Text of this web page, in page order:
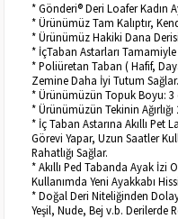
* Gönderi® Deri Loafer Kadın
* Ürünümüz Tam Kalıptır,
* Ürünümüz Hakiki Dana
* İçTaban Astarları
* Poliüretan Taban ( Hafif,
Zemine Daha İyi Tutum
* Ürünümüzün Topuk Boyu: 3
* Ürünümüzün Tekinin Ağırlığı
* İç Taban Astarına Akıllı Pet
Görevi Yapar, Uzun Saatler
Rahatlığı Sağlar.
* Akıllı Ped Tabanda Ayak İzi
Kullanımda Yeni Ayakkabı
* Doğal Deri Niteliğinden
Yeşil, Nude, Bej v.b. Derilerde